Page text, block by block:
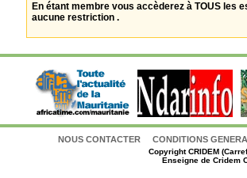
En étant membre vous accèderez à TOUS les
aucune restriction .
NOUS CONTACTER CONDITIONS
CopyrightCRIDEM
Enseigne de Cridem